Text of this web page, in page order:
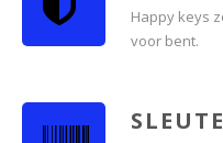
Happy keys
voor bent.